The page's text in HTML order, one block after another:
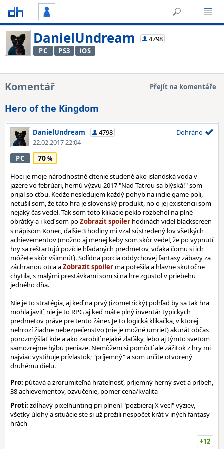
DanielUndream
4798
PC
PS3 iOS
Komentář Přejít na komentáře
Hero of the Kingdom
DanielUndream
4798
22.02.2017 22:04
Dohráno
PC 70
Hoci je moje národnostné cítenie studené ako islandská voda v
jazere vo febrúari, hernú výzvu 2017 "Nad Tatrou sa blýská!" som
prijal so cťou. Kedže nesledujem každý pohyb na indie game poli,
netušil som, že táto hra je slovenský produkt, no o jej existencii som
nejaký čas vedel. Tak som toto klikacie peklo rozbehol na plné
obrátky a i keď som po
hodinách videl blackscreen
s nápisom Konec, ďalšie 3 hodiny mi vzal sústredený lov všetkých
achievementov (možno aj menej keby som skôr vedel, že po vypnutí
hry sa reštartujú pozície hľadaných predmetov, vďaka čomu si ich
môžete skôr všimnúť). Solídna porcia oddychovej fantasy zábavy za
záchranou otca a
ma potešila a hlavne skutočne
chytila, s malými prestávkami som si na hre zgustol v priebehu
jedného dňa.
Nie je to stratégia, aj keď na prvý (izometrický) pohľad by sa tak hra
mohla javiť, nie je to RPG aj keď máte plný inventár typickych
predmetov práve pre tento žáner. Je to logická klikačka, v ktorej
nehrozí žiadne nebezpečenstvo (nie je možné umrieť) akurát občas
porozmýšľať kde a ako zarobiť nejaké zlaťáky, lebo aj týmto svetom
samozrejme hýbu peniaze. Nemôžem si pomôcť ale zážitok z hry mi
najviac vystihuje prívlastok; "príjemný" a som určite otvorený
druhému dielu.
Pro: pútavá a zrorumiteľná hrateľnosť, príjemný herný svet a príbeh,
38 achievementov, ozvučenie, pomer cena/kvalita
Proti: zdĺhavý pixelhunting pri plnení "pozbieraj X vecí" výziev,
všetky úlohy a situácie ste si už prežili nespočet krát v iných fantasy
hrách
+12